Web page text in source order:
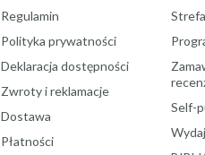
Regulamin
Polityka prywatności
Deklaracja dostępności
Zwroty i reklamacje
Dostawa
Płatności
Self-